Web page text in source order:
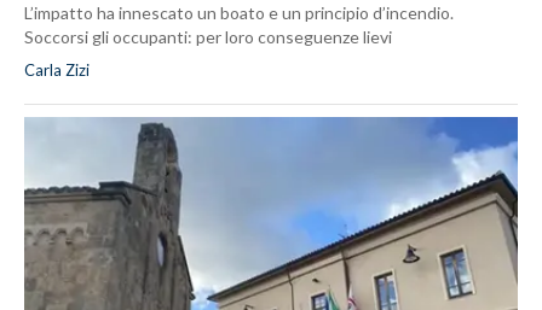
L’impatto ha innescato un boato e un principio d’incendio.
Soccorsi gli occupanti: per loro conseguenze lievi
Carla Zizi